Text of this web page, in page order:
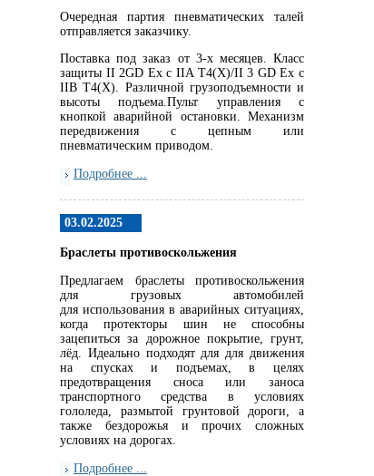
Очередная партия пневматических талей
отправляется заказчику.
Поставка под заказ от 3-х месяцев. Класс
защиты II 2GD Ex c IIA T4(X)/II 3 GD Ex c
IIB T4(X). Различной грузоподъемности и
высоты подъема.Пульт управления с
кнопкой аварийной остановки. Механизм
передвижения с цепным или
пневматическим приводом.
Подробнее ...
03.02.2025
Браслеты противоскольжения
Предлагаем браслеты противоскольжения
для грузовых автомобилей
для использования в аварийных ситуациях,
когда протекторы шин не способны
зацепиться за дорожное покрытие, грунт,
лёд. Идеально подходят для для движения
на спусках и подъемах, в целях
предотвращения сноса или заноса
транспортного средства в условиях
гололеда, размытой грунтовой дороги, а
также бездорожья и прочих сложных
условиях на дорогах.
Подробнее ...